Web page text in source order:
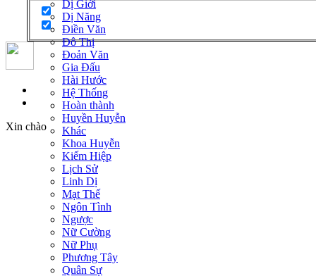
Đăng nhập
Đăng ký
Xin chào
Dị Giới
Dị Năng
Điền Văn
Đô Thị
Đoản Văn
Gia Đấu
Hài Hước
Hệ Thống
Hoàn thành
Huyền Huyễn
Khác
Khoa Huyễn
Kiếm Hiệp
Lịch Sử
Linh Dị
Mạt Thế
Ngôn Tình
Ngược
Nữ Cường
Nữ Phụ
Phương Tây
Quân Sự